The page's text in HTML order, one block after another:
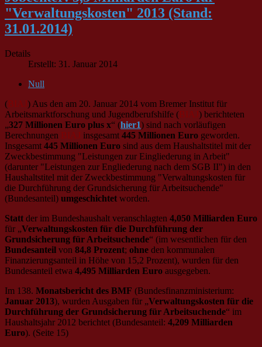
"Verwaltungskosten" 2013 (Stand:
31.01.2014)
Details
Erstellt: 31. Januar 2014
Null
(BIAJ) Aus den am 20. Januar 2014 vom Bremer Institut für
Arbeitsmarktforschung und Jugendberufshilfe (BIAJ) berichteten
„327 Millionen Euro plus x“ (hier1) sind nach vorläufigen
Berechnungen BIAJ insgesamt 445 Millionen Euro geworden.
Insgesamt 445 Millionen Euro sind aus dem Haushaltstitel mit der
Zweckbestimmung "Leistungen zur Eingliederung in Arbeit"
(darunter "Leistungen zur Engliederung nach dem SGB II") in den
Haushaltstitel mit der Zweckbestimmung "Verwaltungskosten für
die Durchführung der Grundsicherung für Arbeitsuchende"
(Bundesanteil) umgeschichtet worden.
Statt der im Bundeshaushalt veranschlagten 4,050 Milliarden Euro
für „Verwaltungskosten für die Durchführung der
Grundsicherung für Arbeitsuchende“ (im wesentlichen für den
Bundesanteil von 84,8 Prozent; ohne den kommunalen
Finanzierungsanteil in Höhe von 15,2 Prozent), wurden für den
Bundesanteil etwa 4,495 Milliarden Euro ausgegeben.
Im 138. Monatsbericht des BMF (Bundesfinanzministerium:
Januar 2013), wurden Ausgaben für „Verwaltungskosten für die
Durchführung der Grundsicherung für Arbeitsuchende“ im
Haushaltsjahr 2012 berichtet (Bundesanteil: 4,209 Milliarden
Euro). (Seite 15)